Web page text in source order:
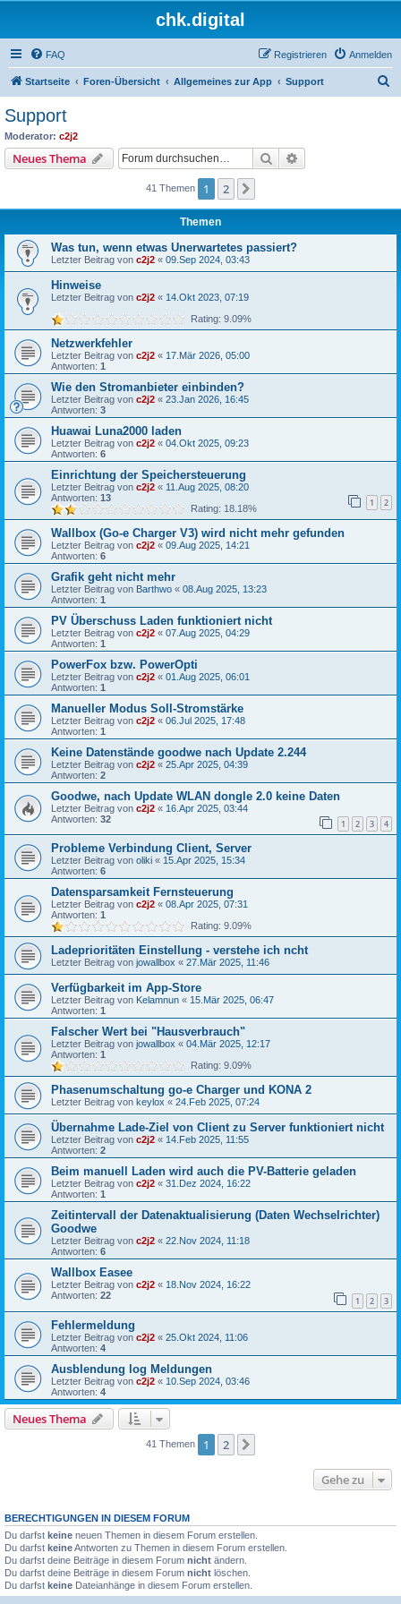
chk.digital
FAQ Anmelden
Registrieren
Startseite Foren-Übersicht Allgemeines zur App Support
Support
Moderator: c2j2
Neues Thema Suche
41 Themen 1 2
Themen
Was tun, wenn etwas Unerwartetes passiert?
Letzter Beitrag von c2j2 « 09.Sep 2024, 03:43
Hinweise
Letzter Beitrag von c2j2 « 14.Okt 2023, 07:19
Rating: 9.09%
Netzwerkfehler
Letzter Beitrag von c2j2 « 17.Mär 2026, 05:00
Antworten: 1
Wie den Stromanbieter einbinden?
Letzter Beitrag von c2j2 « 23.Jan 2026, 16:45
Antworten: 3
Huawai Luna2000 laden
Letzter Beitrag von c2j2 « 04.Okt 2025, 09:23
Antworten: 6
Einrichtung der Speichersteuerung
Letzter Beitrag von c2j2 « 11.Aug 2025, 08:20
Antworten: 13 1 2
Rating: 18.18%
Wallbox (Go-e Charger V3) wird nicht mehr gefunden
Letzter Beitrag von c2j2 « 09.Aug 2025, 14:21
Antworten: 6
Grafik geht nicht mehr
Letzter Beitrag von Barthwo « 08.Aug 2025, 13:23
Antworten: 1
PV Überschuss Laden funktioniert nicht
Letzter Beitrag von c2j2 « 07.Aug 2025, 04:29
Antworten: 1
PowerFox bzw. PowerOpti
Letzter Beitrag von c2j2 « 01.Aug 2025, 06:01
Antworten: 1
Manueller Modus Soll-Stromstärke
Letzter Beitrag von c2j2 « 06.Jul 2025, 17:48
Antworten: 1
Keine Datenstände goodwe nach Update 2.244
Letzter Beitrag von c2j2 « 25.Apr 2025, 04:39
Antworten: 2
Goodwe, nach Update WLAN dongle 2.0 keine Daten
Letzter Beitrag von c2j2 « 16.Apr 2025, 03:44
Antworten: 32 1 2 3 4
Probleme Verbindung Client, Server
Letzter Beitrag von oliki « 15.Apr 2025, 15:34
Antworten: 6
Datensparsamkeit Fernsteuerung
Letzter Beitrag von c2j2 « 08.Apr 2025, 07:31
Antworten: 1
Rating: 9.09%
Ladeprioritäten Einstellung - verstehe ich ncht
Letzter Beitrag von jowallbox « 27.Mär 2025, 11:46
Verfügbarkeit im App-Store
Letzter Beitrag von Kelamnun « 15.Mär 2025, 06:47
Antworten: 1
Falscher Wert bei "Hausverbrauch"
Letzter Beitrag von jowallbox « 04.Mär 2025, 12:17
Antworten: 1
Rating: 9.09%
Phasenumschaltung go-e Charger und KONA 2
Letzter Beitrag von keylox « 24.Feb 2025, 07:24
Übernahme Lade-Ziel von Client zu Server funktioniert nicht
Letzter Beitrag von c2j2 « 14.Feb 2025, 11:55
Antworten: 2
Beim manuell Laden wird auch die PV-Batterie geladen
Letzter Beitrag von c2j2 « 31.Dez 2024, 16:22
Antworten: 1
Zeitintervall der Datenaktualisierung (Daten Wechselrichter)
Goodwe
Letzter Beitrag von c2j2 « 22.Nov 2024, 11:18
Antworten: 6
Wallbox Easee
Letzter Beitrag von c2j2 « 18.Nov 2024, 16:22
Antworten: 22 1 2 3
Fehlermeldung
Letzter Beitrag von c2j2 « 25.Okt 2024, 11:06
Antworten: 4
Ausblendung log Meldungen
Letzter Beitrag von c2j2 « 10.Sep 2024, 03:46
Antworten: 4
Neues Thema
41 Themen 1 2
Gehe zu
BERECHTIGUNGEN IN DIESEM FORUM
Du darfst keine neuen Themen in diesem Forum erstellen.
Du darfst keineAntworten zu Themen in diesem Forum erstellen.
Du darfst deine Beiträge in diesem Forum nicht ändern.
Du darfst deine Beiträge in diesem Forum nicht löschen.
Du darfst keine Dateianhänge in diesem Forum erstellen.